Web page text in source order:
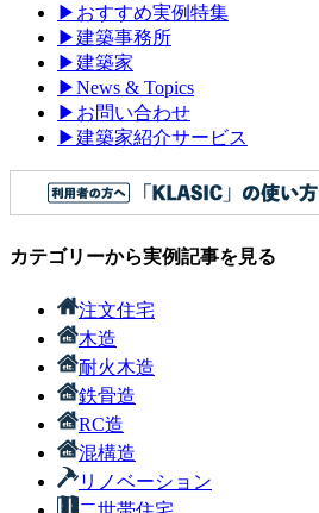
▶ おすすめ実例特集
▶建築事務所
▶建築家
▶News & Topics
▶ お問い合わせ
▶建築家紹介サービス
カテゴリーから実例記事を見る
注文住宅
木造
耐火木造
鉄骨造
RC造
混構造
リノベーション